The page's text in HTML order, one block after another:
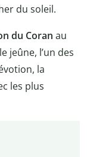
du soleil.
du Coran au
jeûne, l’un des
la
les plus